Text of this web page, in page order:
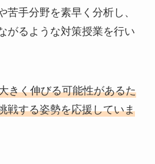
苦手分野を素早く分析し、
がるような対策授業を行い
きく伸びる可能性があるた
戦する姿勢を応援していま